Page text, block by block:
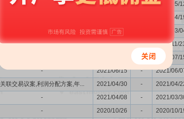
关联交易议案,利润分配方案,年... 2022/05/20 - 2022/05/
2022/04/
2022/03/17 2022/03/
- 2021/11/30 - 2021/11/
- 2021/07/
- 2021/06/15 - 2021/06/
关联交易议案,利润分配方案,年... 2021/04/30 - 2021/04/
- 2021/04/08 - 2021/03/
- 2020/10/26 - 2020/10/